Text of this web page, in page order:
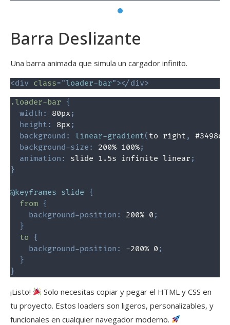
Barra Deslizante
Una barra animada que simula un cargador infinito.
<div class="loader-bar"></div>
.loader-bar
{
width : 80px ;
height : 8px ;
background : linear-gradient( to right ,
#3498db
background-size : 200% 100%;
animation : slide 1.5s infinite linear;
}
@keyframes slide
{
from {
background-position : 200% 0 ;
}
to
{
background-position : -200% 0 ;
}
}
¡Listo!
Solo necesitas copiar y pegar el HTML y CSS en
tu proyecto. Estos loaders son ligeros, personalizables, y
funcionales en cualquier navegador moderno.